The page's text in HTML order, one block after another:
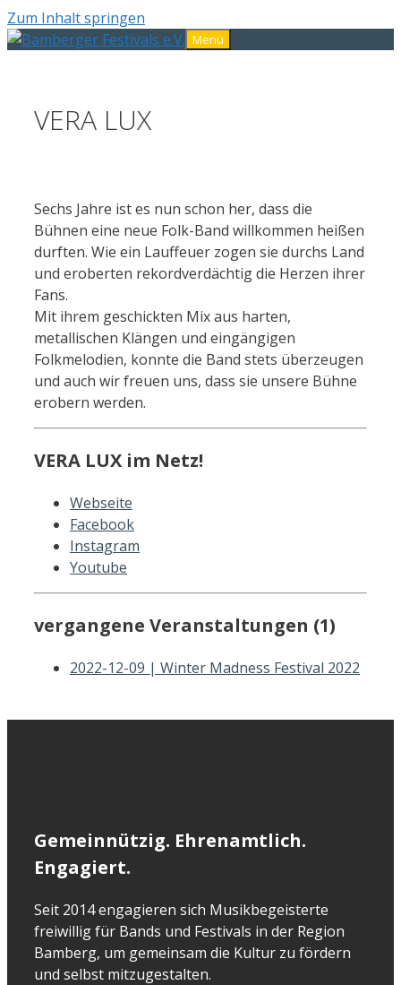
Zum Inhalt springen
Menü
VERA LUX
Sechs Jahre ist es nun schon her, dass die
Bühnen eine neue Folk-Band willkommen heißen
durften. Wie ein Lauffeuer zogen sie durchs Land
und eroberten rekordverdächtig die Herzen ihrer
Fans.
Mit ihrem geschickten Mix aus harten,
metallischen Klängen und eingängigen
Folkmelodien, konnte die Band stets überzeugen
und auch wir freuen uns, dass sie unsere Bühne
erobern werden.
VERA LUX im Netz!
Webseite
Facebook
Instagram
Youtube
vergangene Veranstaltungen (1)
2022-12-09 | Winter Madness Festival 2022
Gemeinnützig. Ehrenamtlich.
Engagiert.
Seit 2014 engagieren sich Musikbegeisterte
freiwillig für Bands und Festivals in der Region
Bamberg, um gemeinsam die Kultur zu fördern
und selbst mitzugestalten.